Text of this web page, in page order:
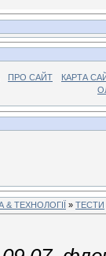
ПРО САЙТ КАРТА
& ТЕХНОЛОГІЇ » ТЕСТИ